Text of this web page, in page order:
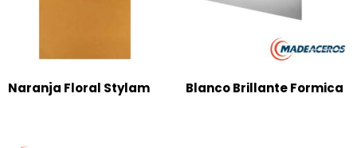
Naranja Floral Stylam Blanco Brillante Formica